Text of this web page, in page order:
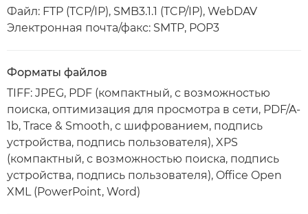
Файл: FTP (TCP/IP), SMB3.1.1 (TCP/IP), WebDAV
Электронная почта/факс: SMTP, POP3
Форматы файлов
TIFF: JPEG, PDF (компактный, с возможностью
поиска, оптимизация для просмотра в сети, PDF/A-
1b, Trace & Smooth, с шифрованием, подпись
устройства, подпись пользователя), XPS
(компактный, с возможностью поиска, подпись
устройства, подпись пользователя), Office Open
XML (PowerPoint, Word)